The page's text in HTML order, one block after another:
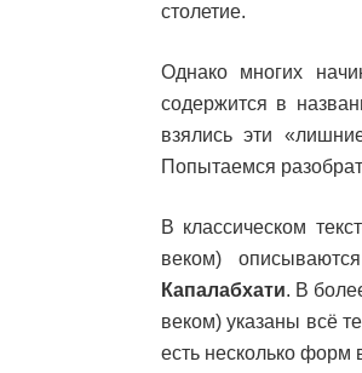
столетие.
Однако многих
содержится в
взялись эти
Попытаемся
В классическом
веком)
Капалабхати. В
веком) указаны всё
есть несколько форм